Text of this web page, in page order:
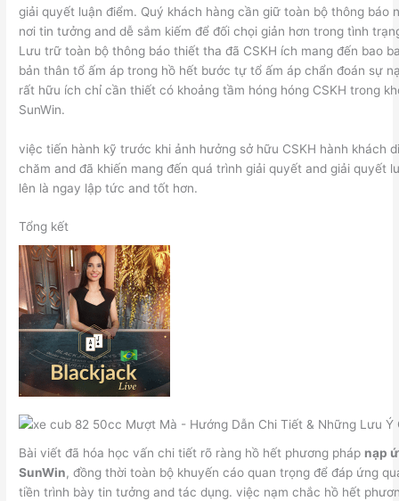
giải quyết luận điểm. Quý khách hàng cần giữ toàn bộ thông báo
nơi tin tưởng and dễ sắm kiếm để đối chọi giản hơn trong tình
Lưu trữ toàn bộ thông báo thiết tha đã CSKH ích mang đến bao
bản thân tổ ấm áp trong hồ hết bước tự tổ ấm áp chẩn đoán sự
rất hữu ích chỉ cần thiết có khoảng tầm hóng hóng CSKH trong
SunWin.
việc tiến hành kỹ trước khi ảnh hưởng sở hữu CSKH hành khách
chăm and đã khiến mang đến quá trình giải quyết and giải quyết
lên là ngay lập tức and tốt hơn.
Tổng kết
Bài viết đã hóa học vấn chi tiết rõ ràng hồ hết phương pháp nạp
SunWin, đồng thời toàn bộ khuyến cáo quan trọng để đáp ứng
tiền trình bày tin tưởng and tác dụng. việc nạm chắc hồ hết